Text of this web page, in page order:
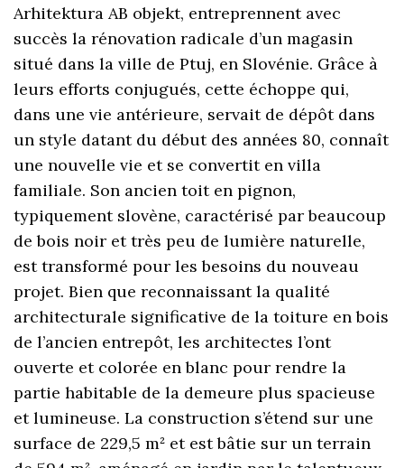
Arhitektura AB objekt, entreprennent avec
succès la rénovation radicale d’un magasin
situé dans la ville de Ptuj, en Slovénie. Grâce à
leurs efforts conjugués, cette échoppe qui,
dans une vie antérieure, servait de dépôt dans
un style datant du début des années 80, connaît
une nouvelle vie et se convertit en villa
familiale. Son ancien toit en pignon,
typiquement slovène, caractérisé par beaucoup
de bois noir et très peu de lumière naturelle,
est transformé pour les besoins du nouveau
projet. Bien que reconnaissant la qualité
architecturale significative de la toiture en bois
de l’ancien entrepôt, les architectes l’ont
ouverte et colorée en blanc pour rendre la
partie habitable de la demeure plus spacieuse
et lumineuse. La construction s’étend sur une
surface de 229,5 m² et est bâtie sur un terrain